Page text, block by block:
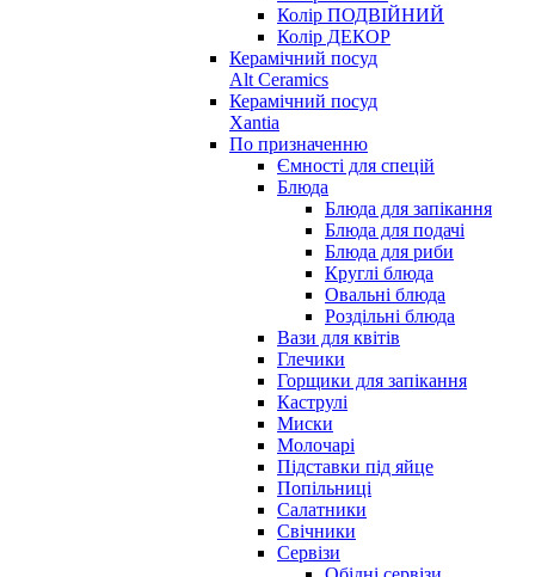
Колір ПОДВІЙНИЙ
Колір ДЕКОР
Керамічний посуд
Alt Ceramics
Керамічний посуд
Xantia
По призначенню
Ємності для спецій
Блюда
Блюда для запікання
Блюда для подачі
Блюда для риби
Круглі блюда
Овальні блюда
Роздільні блюда
Вази для квітів
Глечики
Горщики для запікання
Каструлі
Миски
Молочарі
Підставки під яйце
Попільниці
Салатники
Свічники
Сервізи